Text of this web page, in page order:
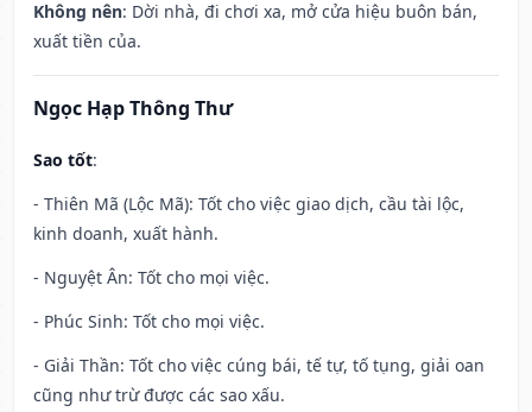
Không nên: Dời nhà, đi chơi xa, mở cửa hiệu buôn bán,
xuất tiền của.
Ngọc Hạp Thông Thư
Sao tốt:
- Thiên Mã (Lộc Mã): Tốt cho việc giao dịch, cầu tài lộc,
kinh doanh, xuất hành.
- Nguyệt Ân: Tốt cho mọi việc.
- Phúc Sinh: Tốt cho mọi việc.
- Giải Thần: Tốt cho việc cúng bái, tế tự, tố tụng, giải oan
cũng như trừ được các sao xấu.